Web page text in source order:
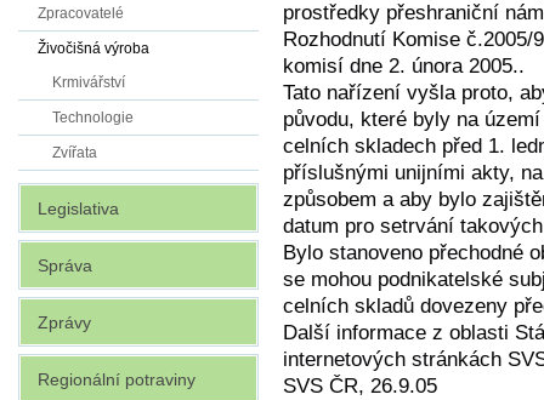
prostředky přeshraniční
Rozhodnutí Komise č.2005/
komisí dne 2. února 2005..
Tato nařízení vyšla proto,
původu, které byly na
celních skladech před 1.
příslušnými unijními akty,
způsobem a aby bylo
datum pro setrvání
Bylo stanoveno přechodné
se mohou podnikatelské
celních skladů dovezeny
Další informace z oblasti
internetových stránkách
SVS ČR, 26.9.05
Zpracovatelé
Živočišná výroba
Krmivářství
Technologie
Zvířata
Legislativa
Správa
Zprávy
Regionální potraviny